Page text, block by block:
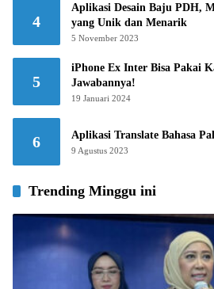
4
Aplikasi Desain Baju PDH,
yang Unik dan Menarik
5 November 2023
5
iPhone Ex Inter Bisa Pakai
Jawabannya!
19 Januari 2024
6 Aplikasi Translate Bahasa
9 Agustus 2023
Trending Minggu ini